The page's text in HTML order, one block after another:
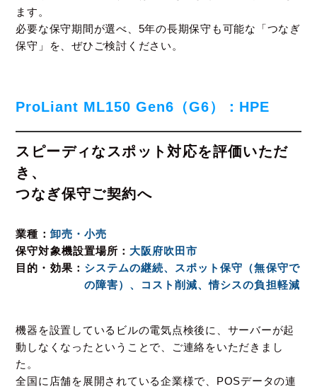
ます。
必要な保守期間が選べ、5年の長期保守も可能な「つなぎ
保守」を、ぜひご検討ください。
ProLiant ML150 Gen6（G6）：HPE
スピーディなスポット対応を評価いただ
き、
つなぎ保守ご契約へ
業種
卸売・小売
保守対象機設置場所
大阪府吹田市
目的・効果
システムの継続、スポット保守（無保守で
の障害）、コスト削減、情シスの負担軽減
機器を設置しているビルの電気点検後に、サーバーが起
動しなくなったということで、ご連絡をいただきまし
た。
全国に店舗を展開されている企業様で、POSデータの連